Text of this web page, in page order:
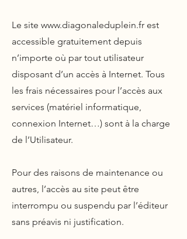
Le site www.diagonaleduplein.fr est
accessible gratuitement depuis
n’importe où par tout utilisateur
disposant d’un accès à Internet. Tous
les frais nécessaires pour l’accès aux
services (matériel informatique,
connexion Internet…) sont à la charge
de l’Utilisateur.
Pour des raisons de maintenance ou
autres, l’accès au site peut être
interrompu ou suspendu par l’éditeur
sans préavis ni justification.